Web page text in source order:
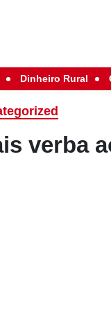
Dinheiro Rural
verba